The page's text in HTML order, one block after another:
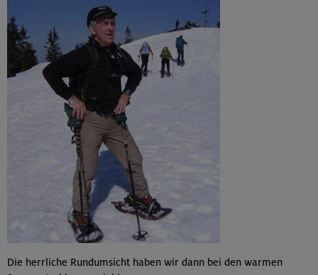
Die herrliche Rundumsicht haben wir dann bei den warmen